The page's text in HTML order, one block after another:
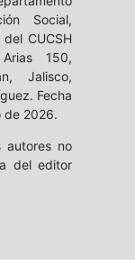
Social,
CUCSH
150,
Jalisco,
Fecha
de 2026.
autores no
del editor